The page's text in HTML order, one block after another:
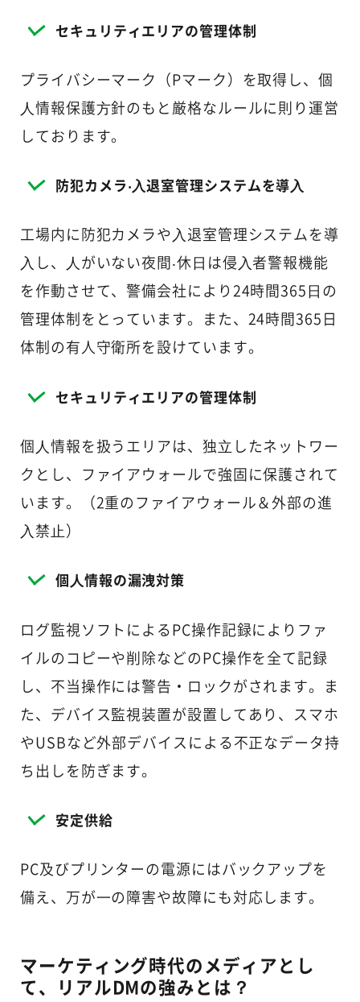
セキュリティエリアの管理体制
プライバシーマーク（Pマーク）を取得し、個
⼈情報保護⽅針のもと厳格なルールに則り運営
しております。
防犯カメラ‧⼊退室管理システムを導⼊
工場内に防犯カメラや⼊退室管理システムを導
⼊し、⼈がいない夜間‧休⽇は侵⼊者警報機能
を作動させて、警備会社により24時間365⽇の
管理体制をとっています。また、24時間365日
体制の有人守衛所を設けています。
セキュリティエリアの管理体制
個⼈情報を扱うエリアは、独⽴したネットワー
クとし、ファイアウォールで強固に保護されて
います。（2重のファイアウォール＆外部の進
⼊禁⽌）
個⼈情報の漏洩対策
ログ監視ソフトによるPC操作記録によりファ
イルのコピーや削除などのPC操作を全て記録
し、不当操作には警告・ロックがされます。ま
た、デバイス監視装置が設置してあり、スマホ
やUSBなど外部デバイスによる不正なデータ持
ち出しを防ぎます。
安定供給
PC及びプリンターの電源にはバックアップを
備え、万が⼀の障害や故障にも対応します。
マーケティング時代のメディアとし
て、リアルDMの強みとは？